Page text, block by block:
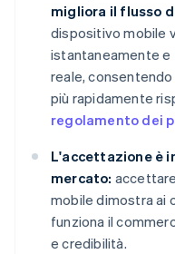
migliora il flusso
dispositivo mobile
istantaneamente e
reale,
più rapidamente
regolamento dei
L'accettazione è
mercato:
mobile dimostra ai
funziona il
e credibilità.